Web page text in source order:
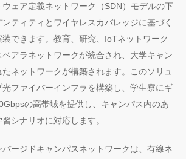
ェア定義ネットワーク（SDN）モデルの下
ティティとワイヤレスカバレッジに基づく
できます。教育、研究、IoTネットワーク
アラネットワークが統合され、大学キャン
ネットワークが構築されます。このソリュ
ファイバーインフラを構築し、学生寮にギ
の高帯域を提供し、キャンパス内のあ
シナリオに対応します。
ージドキャンパスネットワークは、有線ネ